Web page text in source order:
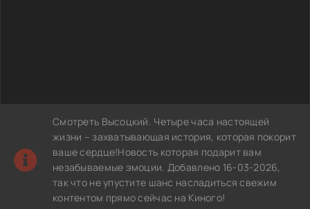
Смотреть Высоцкий. Четыре часа настоящей
жизни – захватывающая история, которая покорит
ваше сердце!Новость которая подарит вам
незабываемые эмоции. Добавлено 16-03-2026,
так что не упустите шанс насладиться свежим
контентом прямо сейчас на Киного!